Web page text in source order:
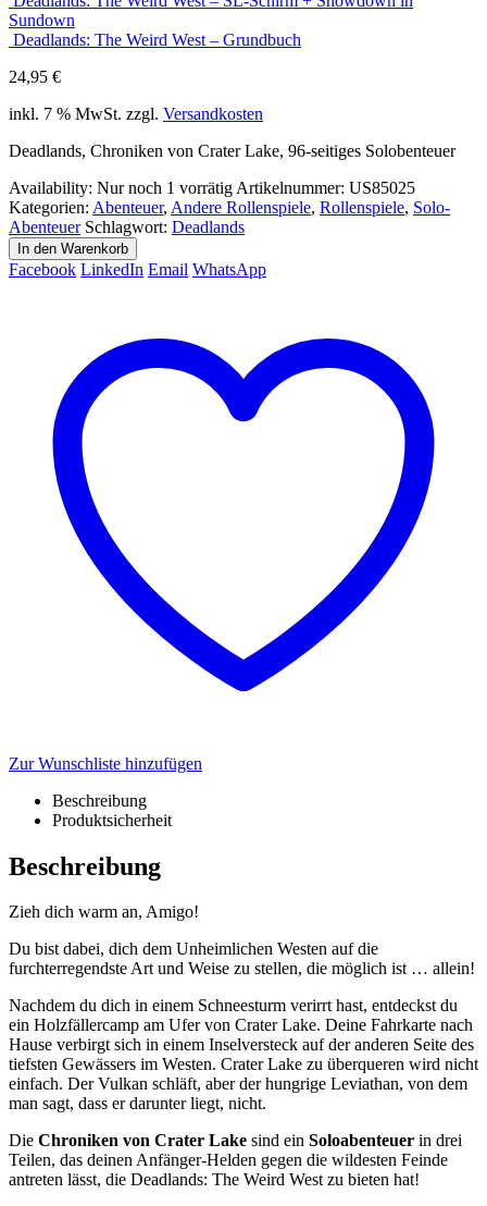
Sundown
Deadlands: The Weird West – Grundbuch
24,95 €
inkl. 7 % MwSt. zzgl. Versandkosten
Deadlands, Chroniken von Crater Lake, 96-seitiges Solobenteuer
Availability: Nur noch 1 vorrätig Artikelnummer: US85025
Kategorien: Abenteuer, Andere Rollenspiele, Rollenspiele, Solo-
Abenteuer Schlagwort: Deadlands
In den Warenkorb
Facebook LinkedIn Email WhatsApp
Zur Wunschliste hinzufügen
Beschreibung
Produktsicherheit
Beschreibung
Zieh dich warm an, Amigo!
Du bist dabei, dich dem Unheimlichen Westen auf die
furchterregendste Art und Weise zu stellen, die möglich ist … allein!
Nachdem du dich in einem Schneesturm verirrt hast, entdeckst du
ein Holzfällercamp am Ufer von Crater Lake. Deine Fahrkarte nach
Hause verbirgt sich in einem Inselversteck auf der anderen Seite des
tiefsten Gewässers im Westen. Crater Lake zu überqueren wird nicht
einfach. Der Vulkan schläft, aber der hungrige Leviathan, von dem
man sagt, dass er darunter liegt, nicht.
Die Chroniken von Crater Lake sind ein Soloabenteuer in drei
Teilen, das deinen Anfänger-Helden gegen die wildesten Feinde
antreten lässt, die Deadlands: The Weird West zu bieten hat!